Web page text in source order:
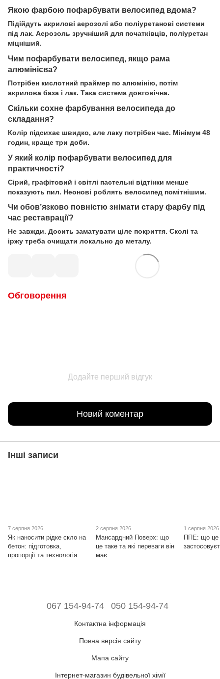
Якою фарбою пофарбувати велосипед вдома?
Підійдуть акрилові аерозолі або поліуретанові системи
під лак. Аерозоль зручніший для початківців, поліуретан
міцніший.
Чим пофарбувати велосипед, якщо рама
алюмінієва?
Потрібен кислотний праймер по алюмінію, потім
акрилова база і лак. Така система довговічна.
Скільки сохне фарбування велосипеда до
складання?
Колір підсихає швидко, але лаку потрібен час. Мінімум 48
годин, краще три доби.
У який колір пофарбувати велосипед для
практичності?
Сірий, графітовий і світлі пастельні відтінки менше
показують пил. Неонові роблять велосипед помітнішим.
Чи обов’язково повністю знімати стару фарбу під
час реставрації?
Не завжди. Досить заматувати ціле покриття. Сколі та
іржу треба очищати локально до металу.
Обговорення
Додайте перший відгук
Новий коментар
Інші записи
7 серпня 2026
Як наносити рідке скло на
бетон: підготовка,
пропорції та технологія
2 серпня 2026
Мансардний Поверх: що
це таке та які переваги він
має
1 серпня 2026
ППЕ: що це
067 154-94-74 050 154-94-74
Контактна інформація
Повна версія сайту
Мапа сайту
Інтернет-магазин будівельної хімії